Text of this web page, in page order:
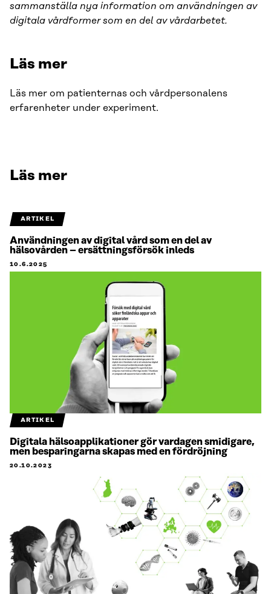
sammanställa nya information om användningen av
digitala vårdformer som en del av vårdarbetet.
Läs mer
Läs mer om patienternas och vårdpersonalens
erfarenheter under experiment.
Läs mer
ARTIKEL
Användningen av digital vård som en del av
hälsovården – ersättningsförsök inleds
10.6.2025
ARTIKEL
Digitala hälsoapplikationer gör vardagen smidigare,
men besparingarna skapas med en fördröjning
20.10.2023